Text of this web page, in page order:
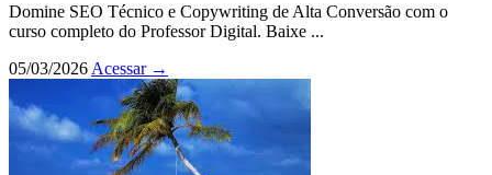
Domine SEO Técnico e Copywriting de Alta Conversão com o
curso completo do Professor Digital. Baixe ...
05/03/2026 Acessar →